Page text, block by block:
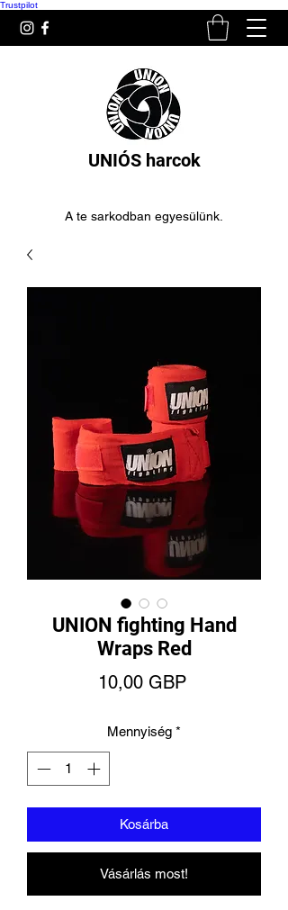
Trustpilot
UNIÓS harcok
A te sarkodban egyesülünk.
UNION fighting Hand
Wraps Red
10,00 GBPÁr
Mennyiség *
Kosárba
Vásárlás most!